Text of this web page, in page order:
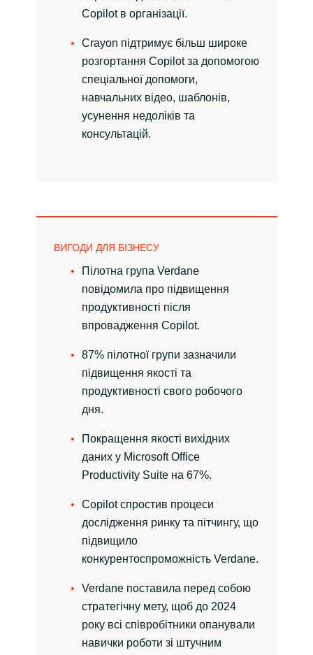
Copilot в організації.
Crayon підтримує більш широке
розгортання Copilot за допомогою
спеціальної допомоги,
навчальних відео, шаблонів,
усунення недоліків та
консультацій.
ВИГОДИ ДЛЯ БІЗНЕСУ
Пілотна група Verdane
повідомила про підвищення
продуктивності після
впровадження Copilot.
87% пілотної групи зазначили
підвищення якості та
продуктивності свого робочого
дня.
Покращення якості вихідних
даних у Microsoft Office
Productivity Suite на 67%.
Copilot спростив процеси
дослідження ринку та пітчингу, що
підвищило
конкурентоспроможність Verdane.
Verdane поставила перед собою
стратегічну мету, щоб до 2024
року всі співробітники опанували
навички роботи зі штучним